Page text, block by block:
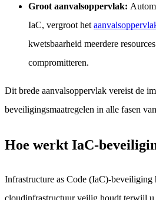
Groot aanvalsoppervlak:
IaC, vergroot het
kwetsbaarheid meerdere
compromitteren.
Dit brede aanvalsoppervlak vereist de
beveiligingsmaatregelen in alle fasen
Hoe werkt IaC-
Infrastructure as Code (IaC)-